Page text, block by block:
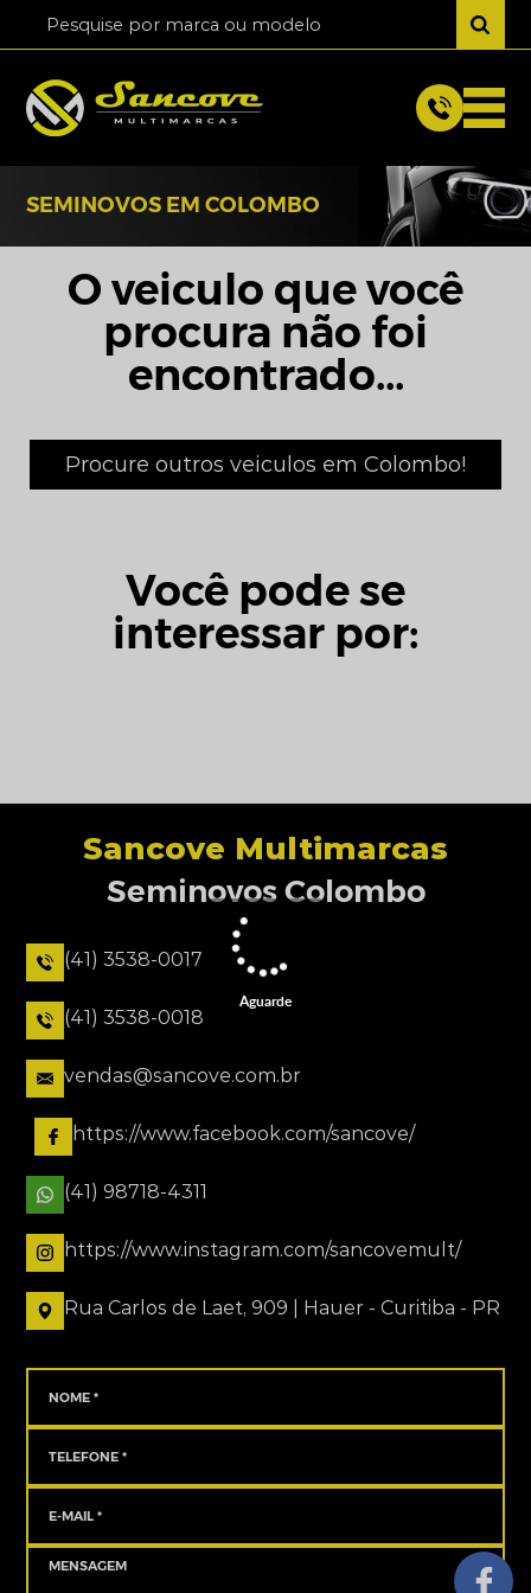
SEMINOVOS EM COLOMBO
O veiculo que você
procura não foi
encontrado...
Procure outros veiculos em Colombo!
Você pode se
interessar por:
Sancove Multimarcas
Seminovos Colombo
(41) 3538-0017
(41) 3538-0018
vendas@sancove.com.br
https://www.facebook.com/sancove/
(41) 98718-4311
https://www.instagram.com/sancovemult/
Rua Carlos de Laet, 909 | Hauer - Curitiba - PR
Aguarde